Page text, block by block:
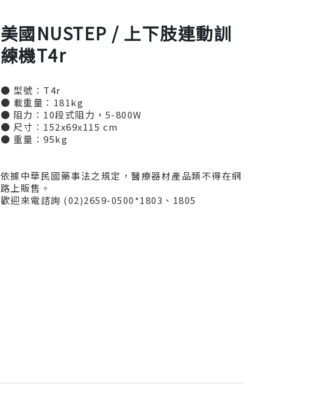
美國NUSTEP / 上下肢連動訓
練機T4r
● 型號：T4r
● 載重量：181kg
● 阻力：10段式阻力，5-800W
● 尺寸：152x69x115 cm
● 重量：95kg
依據中華民國藥事法之規定，醫療器材產品類不得在網
路上販售。
歡迎來電諮詢 (02)2659-0500*1803、1805